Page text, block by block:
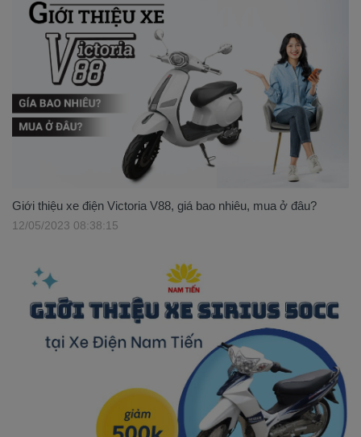
Giới thiệu xe điện Victoria V88, giá bao nhiêu, mua ở đâu?
12/05/2023 08:38:15